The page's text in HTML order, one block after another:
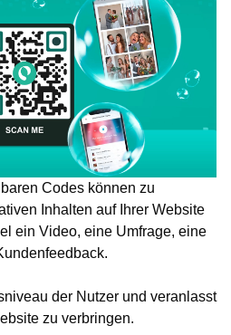
Codes können zu
Inhalten auf Ihrer Website
ein Video, eine Umfrage, eine
der Nutzer und veranlasst
zu verbringen.